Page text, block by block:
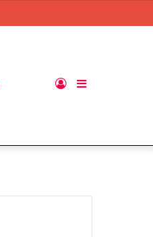
Sidebar
Log